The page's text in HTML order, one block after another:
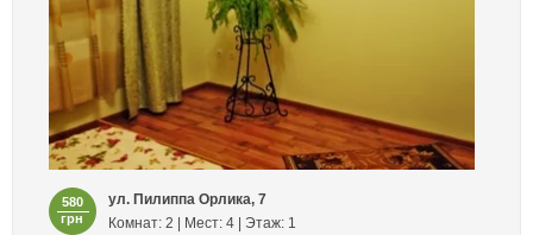
580
грн
ул. Пилиппа Орлика, 7
Комнат: 2 | Мест: 4 | Этаж: 1